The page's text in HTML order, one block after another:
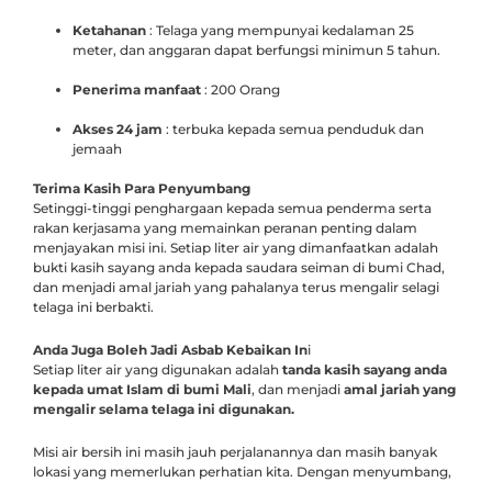
Ketahanan : Telaga yang mempunyai kedalaman 25
meter, dan anggaran dapat berfungsi minimun 5 tahun.
Penerima manfaat : 200 Orang
Akses 24 jam : terbuka kepada semua penduduk dan
jemaah
Terima Kasih Para Penyumbang
Setinggi-tinggi penghargaan kepada semua penderma serta
rakan kerjasama yang memainkan peranan penting dalam
menjayakan misi ini. Setiap liter air yang dimanfaatkan adalah
bukti kasih sayang anda kepada saudara seiman di bumi Chad,
dan menjadi amal jariah yang pahalanya terus mengalir selagi
telaga ini berbakti.
Anda Juga Boleh Jadi Asbab Kebaikan Ini
Setiap liter air yang digunakan adalah tanda kasih sayang anda
kepada umat Islam di bumi Mali, dan menjadi amal jariah yang
mengalir selama telaga ini digunakan.
Misi air bersih ini masih jauh perjalanannya dan masih banyak
lokasi yang memerlukan perhatian kita. Dengan menyumbang,